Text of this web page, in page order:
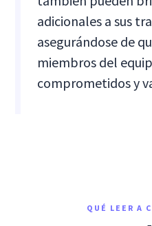
adicionales a sus
asegurándose de
miembros del
comprometidos y
QUÉ LEER A